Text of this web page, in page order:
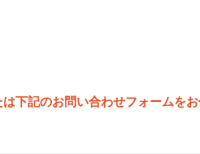
下記のお問い合わせフォームをお